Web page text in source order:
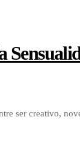
ser creativo,